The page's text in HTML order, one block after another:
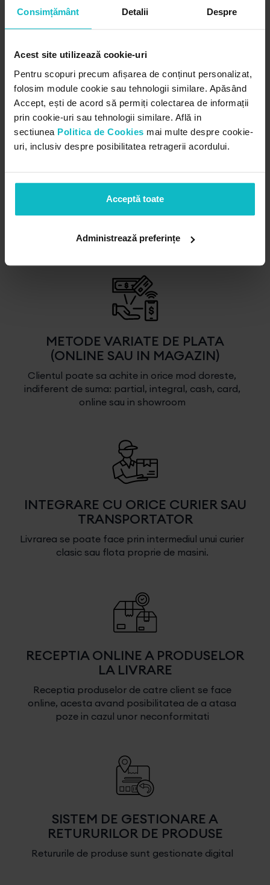
Consimțământ Detalii Despre
Acest site utilizează cookie-uri
Pentru scopuri precum afișarea de conținut personalizat,
folosim module cookie sau tehnologii similare. Apăsând
Accept, ești de acord să permiți colectarea de informații
prin cookie-uri sau tehnologii similare. Află in
sectiunea Politica de Cookies mai multe despre cookie-
uri, inclusiv despre posibilitatea retragerii acordului.
Acceptă toate
Administrează preferințe
REZERVARI DE STOC PANA LA
Pana la expirarea termenului de plata stocul de
produse ramane rezervat clientului.
SISTEM DE DISCOUNTURI IN
COMANDATA
de valoarea comenzilor.
METODE VARIATE DE PLATA
(ONLINE SAU IN MAGAZIN)
Clientul poate sa achite in orice mod doreste,
indiferent de suma: partial, integral, cash, card,
online sau in showroom
INTEGRARE CU ORICE CURIER SAU
TRANSPORTATOR
Livrarea se poate face prin intermediul unui curier
clasic sau flota proprie de masini.
RECEPTIA ONLINE A PRODUSELOR
LA LIVRARE
Receptia produselor de catre client se face
online, acesta avand posibilitatea de a atasa
poze in cazul unor neconformitati
SISTEM DE GESTIONARE A
RETURURILOR DE PRODUSE
Retururile de produse sunt gestionate digital